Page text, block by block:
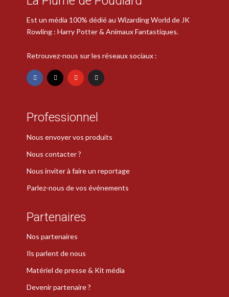
Est un média 100% dédié au Wizarding World de JK
Rowling : Harry Potter & Animaux Fantastiques.
Retrouvez-nous sur les réseaux sociaux :
Professionnel
Nous envoyer vos produits
Nous contacter ?
Nous inviter à faire un reportage
Parlez-nous de vos événements
Partenaires
Nos partenaires
Ils parlent de nous
Matériel de presse & Kit média
Devenir partenaire ?